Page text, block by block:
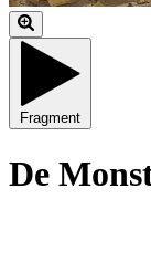
Fragment
De